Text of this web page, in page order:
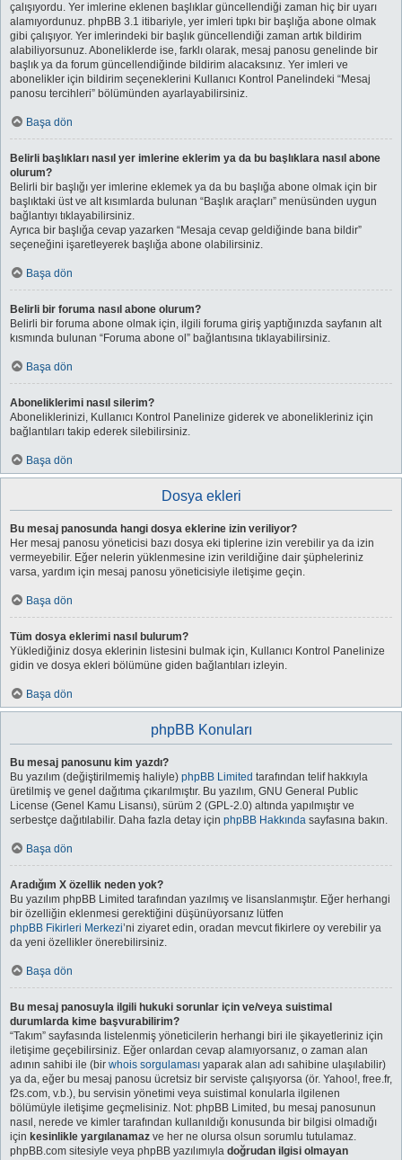
çalışıyordu. Yer imlerine eklenen başlıklar güncellendiği zaman hiç bir uyarı
alamıyordunuz. phpBB 3.1 itibariyle, yer imleri tıpkı bir başlığa abone olmak
gibi çalışıyor. Yer imlerindeki bir başlık güncellendiği zaman artık bildirim
alabiliyorsunuz. Aboneliklerde ise, farklı olarak, mesaj panosu genelinde bir
başlık ya da forum güncellendiğinde bildirim alacaksınız. Yer imleri ve
abonelikler için bildirim seçeneklerini Kullanıcı Kontrol Panelindeki “Mesaj
panosu tercihleri” bölümünden ayarlayabilirsiniz.
Başa dön
Belirli başlıkları nasıl yer imlerine eklerim ya da bu başlıklara nasıl abone
olurum?
Belirli bir başlığı yer imlerine eklemek ya da bu başlığa abone olmak için bir
başlıktaki üst ve alt kısımlarda bulunan “Başlık araçları” menüsünden uygun
bağlantıyı tıklayabilirsiniz.
Ayrıca bir başlığa cevap yazarken “Mesaja cevap geldiğinde bana bildir”
seçeneğini işaretleyerek başlığa abone olabilirsiniz.
Başa dön
Belirli bir foruma nasıl abone olurum?
Belirli bir foruma abone olmak için, ilgili foruma giriş yaptığınızda sayfanın alt
kısmında bulunan “Foruma abone ol” bağlantısına tıklayabilirsiniz.
Başa dön
Aboneliklerimi nasıl silerim?
Aboneliklerinizi, Kullanıcı Kontrol Panelinize giderek ve abonelikleriniz için
bağlantıları takip ederek silebilirsiniz.
Başa dön
Dosya ekleri
Bu mesaj panosunda hangi dosya eklerine izin veriliyor?
Her mesaj panosu yöneticisi bazı dosya eki tiplerine izin verebilir ya da izin
vermeyebilir. Eğer nelerin yüklenmesine izin verildiğine dair şüpheleriniz
varsa, yardım için mesaj panosu yöneticisiyle iletişime geçin.
Başa dön
Tüm dosya eklerimi nasıl bulurum?
Yüklediğiniz dosya eklerinin listesini bulmak için, Kullanıcı Kontrol Panelinize
gidin ve dosya ekleri bölümüne giden bağlantıları izleyin.
Başa dön
phpBB Konuları
Bu mesaj panosunu kim yazdı?
Bu yazılım (değiştirilmemiş haliyle) phpBB Limited tarafından telif hakkıyla
üretilmiş ve genel dağıtıma çıkarılmıştır. Bu yazılım, GNU General Public
License (Genel Kamu Lisansı), sürüm 2 (GPL-2.0) altında yapılmıştır ve
serbestçe dağıtılabilir. Daha fazla detay için phpBB Hakkında sayfasına bakın.
Başa dön
Aradığım X özellik neden yok?
Bu yazılım phpBB Limited tarafından yazılmış ve lisanslanmıştır. Eğer herhangi
bir özelliğin eklenmesi gerektiğini düşünüyorsanız lütfen
phpBB Fikirleri Merkezi’ni ziyaret edin, oradan mevcut fikirlere oy verebilir ya
da yeni özellikler önerebilirsiniz.
Başa dön
Bu mesaj panosuyla ilgili hukuki sorunlar için ve/veya suistimal
durumlarda kime başvurabilirim?
“Takım” sayfasında listelenmiş yöneticilerin herhangi biri ile şikayetleriniz için
iletişime geçebilirsiniz. Eğer onlardan cevap alamıyorsanız, o zaman alan
adının sahibi ile (bir whois sorgulaması yaparak alan adı sahibine ulaşılabilir)
ya da, eğer bu mesaj panosu ücretsiz bir serviste çalışıyorsa (ör. Yahoo!, free.fr,
f2s.com, v.b.), bu servisin yönetimi veya suistimal konularla ilgilenen
bölümüyle iletişime geçmelisiniz. Not: phpBB Limited, bu mesaj panosunun
nasıl, nerede ve kimler tarafından kullanıldığı konusunda bir bilgisi olmadığı
için kesinlikle yargılanamaz ve her ne olursa olsun sorumlu tutulamaz.
phpBB.com sitesiyle veya phpBB yazılımıyla doğrudan ilgisi olmayan